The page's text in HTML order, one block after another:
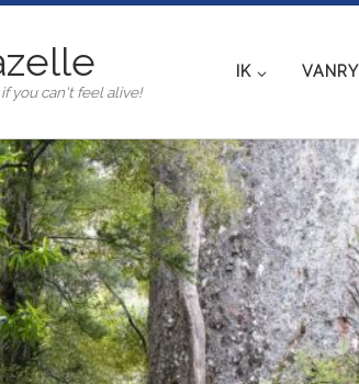
you can't feel alive!
IK VANRY